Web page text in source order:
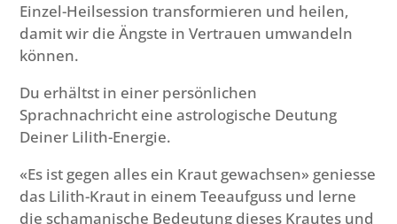
Einzel-Heilsession transformieren und heilen,
damit wir die Ängste in Vertrauen umwandeln
können.
Du erhältst in einer persönlichen
Sprachnachricht eine astrologische Deutung
Deiner Lilith-Energie.
«Es ist gegen alles ein Kraut gewachsen» geniesse
das Lilith-Kraut in einem Teeaufguss und lerne
die schamanische Bedeutung dieses Krautes und